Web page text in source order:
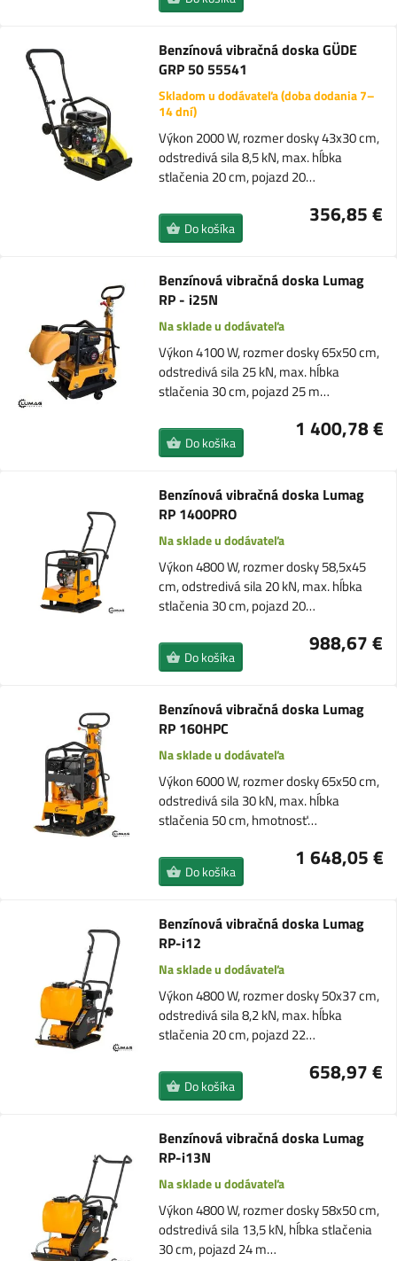
Benzínová vibračná doska GÜDE
GRP 50 55541
Skladom u dodávateľa (doba dodania 7–
14 dní)
Výkon 2000 W, rozmer dosky 43x30 cm,
odstredivá sila 8,5 kN, max. hĺbka
stlačenia 20 cm, pojazd 20…
356,85 €
Do košíka
Benzínová vibračná doska Lumag
RP - i25N
Na sklade u dodávateľa
Výkon 4100 W, rozmer dosky 65x50 cm,
odstredivá sila 25 kN, max. hĺbka
stlačenia 30 cm, pojazd 25 m…
1 400,78 €
Do košíka
Benzínová vibračná doska Lumag
RP 1400PRO
Na sklade u dodávateľa
Výkon 4800 W, rozmer dosky 58,5x45
cm, odstredivá sila 20 kN, max. hĺbka
stlačenia 30 cm, pojazd 20…
988,67 €
Do košíka
Benzínová vibračná doska Lumag
RP 160HPC
Na sklade u dodávateľa
Výkon 6000 W, rozmer dosky 65x50 cm,
odstredivá sila 30 kN, max. hĺbka
stlačenia 50 cm, hmotnosť…
1 648,05 €
Do košíka
Benzínová vibračná doska Lumag
RP-i12
Na sklade u dodávateľa
Výkon 4800 W, rozmer dosky 50x37 cm,
odstredivá sila 8,2 kN, max. hĺbka
stlačenia 20 cm, pojazd 22…
658,97 €
Do košíka
Benzínová vibračná doska Lumag
RP-i13N
Na sklade u dodávateľa
Výkon 4800 W, rozmer dosky 58x50 cm,
odstredivá sila 13,5 kN, hĺbka stlačenia
30 cm, pojazd 24 m…